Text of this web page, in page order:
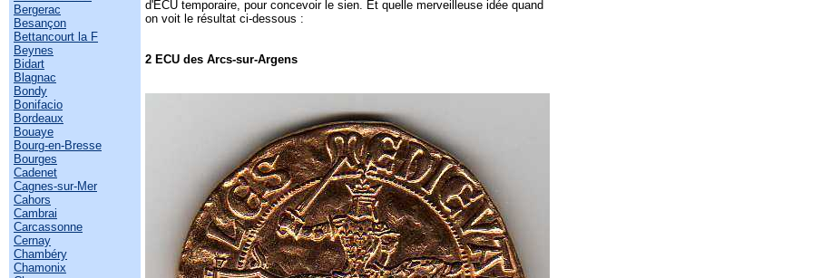
Bergerac
Besançon
Bettancourt la F
Beynes
Bidart
Blagnac
Bondy
Bonifacio
Bordeaux
Bouaye
Bourg-en-Bresse
Bourges
Cadenet
Cagnes-sur-Mer
Cahors
Cambrai
Carcassonne
Cernay
Chambéry
Chamonix
d'ECU temporaire, pour concevoir le sien. Et quelle merveilleuse idée quand
on voit le résultat ci-dessous :
2 ECU des Arcs-sur-Argens